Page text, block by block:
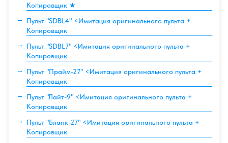
Копировщик ★
Пульт "SDBL4" <Имитация оригинального пульта +
Копировщик
Пульт "SDBL7" <Имитация оригинального пульта +
Копировщик
Пульт "Прайм-27" <Имитация оригинального пульта +
Копировщик
Пульт "Лайт-9" <Имитация оригинального пульта +
Копировщик
Пульт "Бланк-27" <Имитация оригинального пульта +
Копировщик